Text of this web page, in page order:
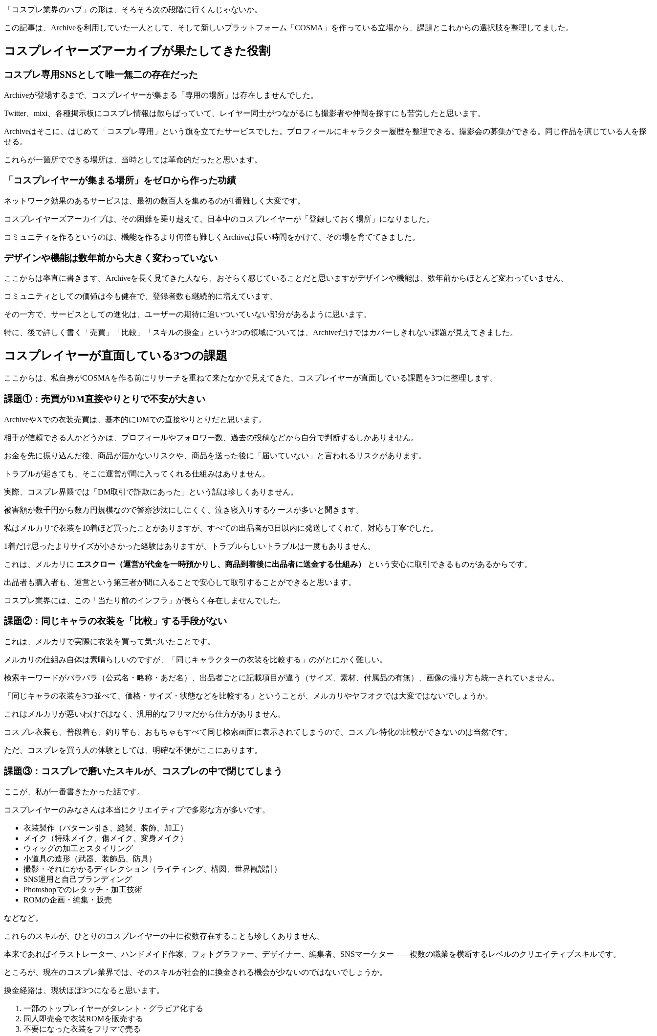
「コスプレ業界のハブ」の形は、そろそろ次の段階に行くんじゃないか。
この記事は、Archiveを利用していた一人として、そして新しいプラットフォーム「COSMA」を作っている立場から、課題とこれからの選択肢を整理してました。
コスプレイヤーズアーカイブが果たしてきた役割
コスプレ専用SNSとして唯一無二の存在だった
Archiveが登場するまで、コスプレイヤーが集まる「専用の場所」は存在しませんでした。
Twitter、mixi、各種掲示板にコスプレ情報は散らばっていて、レイヤー同士がつながるにも撮影者や仲間を探すにも苦労したと思います。
Archiveはそこに、はじめて「コスプレ専用」という旗を立てたサービスでした。プロフィールにキャラクター履歴を整理できる。撮影会の募集ができる。同じ作品を演じている人を探
せる。
これらが一箇所でできる場所は、当時としては革命的だったと思います。
「コスプレイヤーが集まる場所」をゼロから作った功績
ネットワーク効果のあるサービスは、最初の数百人を集めるのが1番難しく大変です。
コスプレイヤーズアーカイブは、その困難を乗り越えて、日本中のコスプレイヤーが「登録しておく場所」になりました。
コミュニティを作るというのは、機能を作るより何倍も難しくArchiveは長い時間をかけて、その場を育ててきました。
デザインや機能は数年前から大きく変わっていない
ここからは率直に書きます。Archiveを長く見てきた人なら、おそらく感じていることだと思いますがデザインや機能は、数年前からほとんど変わっていません。
コミュニティとしての価値は今も健在で、登録者数も継続的に増えています。
その一方で、サービスとしての進化は、ユーザーの期待に追いついていない部分があるように思います。
特に、後で詳しく書く「売買」「比較」「スキルの換金」という3つの領域については、Archiveだけではカバーしきれない課題が見えてきました。
コスプレイヤーが直面している3つの課題
ここからは、私自身がCOSMAを作る前にリサーチを重ねて来たなかで見えてきた、コスプレイヤーが直面している課題を3つに整理します。
課題①：売買がDM直接やりとりで不安が大きい
ArchiveやXでの衣装売買は、基本的にDMでの直接やりとりだと思います。
相手が信頼できる人かどうかは、プロフィールやフォロワー数、過去の投稿などから自分で判断するしかありません。
お金を先に振り込んだ後、商品が届かないリスクや、商品を送った後に「届いていない」と言われるリスクがあります。
トラブルが起きても、そこに運営が間に入ってくれる仕組みはありません。
実際、コスプレ界隈では「DM取引で詐欺にあった」という話は珍しくありません。
被害額が数千円から数万円規模なので警察沙汰にしにくく、泣き寝入りするケースが多いと聞きます。
私はメルカリで衣装を10着ほど買ったことがありますが、すべての出品者が3日以内に発送してくれて、対応も丁寧でした。
1着だけ思ったよりサイズが小さかった経験はありますが、トラブルらしいトラブルは一度もありません。
これは、メルカリに エスクロー（運営が代金を一時預かりし、商品到着後に出品者に送金する仕組み） という安心に取引できるものがあるからです。
出品者も購入者も、運営という第三者が間に入ることで安心して取引することができると思います。
コスプレ業界には、この「当たり前のインフラ」が長らく存在しませんでした。
課題②：同じキャラの衣装を「比較」する手段がない
これは、メルカリで実際に衣装を買って気づいたことです。
メルカリの仕組み自体は素晴らしいのですが、「同じキャラクターの衣装を比較する」のがとにかく難しい。
検索キーワードがバラバラ（公式名・略称・あだ名）、出品者ごとに記載項目が違う（サイズ、素材、付属品の有無）、画像の撮り方も統一されていません。
「同じキャラの衣装を3つ並べて、価格・サイズ・状態などを比較する」ということが、メルカリやヤフオクでは大変ではないでしょうか。
これはメルカリが悪いわけではなく、汎用的なフリマだから仕方がありません。
コスプレ衣装も、普段着も、釣り竿も、おもちゃもすべて同じ検索画面に表示されてしまうので、コスプレ特化の比較ができないのは当然です。
ただ、コスプレを買う人の体験としては、明確な不便がここにあります。
課題③：コスプレで磨いたスキルが、コスプレの中で閉じてしまう
ここが、私が一番書きたかった話です。
コスプレイヤーのみなさんは本当にクリエイティブで多彩な方が多いです。
衣装製作（パターン引き、縫製、装飾、加工）
メイク（特殊メイク、傷メイク、変身メイク）
ウィッグの加工とスタイリング
小道具の造形（武器、装飾品、防具）
撮影・それにかかるディレクション（ライティング、構図、世界観設計）
SNS運用と自己ブランディング
Photoshopでのレタッチ・加工技術
ROMの企画・編集・販売
などなど。
これらのスキルが、ひとりのコスプレイヤーの中に複数存在することも珍しくありません。
本来であればイラストレーター、ハンドメイド作家、フォトグラファー、デザイナー、編集者、SNSマーケター——複数の職業を横断するレベルのクリエイティブスキルです。
ところが、現在のコスプレ業界では、そのスキルが社会的に換金される機会が少ないのではないでしょうか。
換金経路は、現状ほぼ3つになると思います。
一部のトップレイヤーがタレント・グラビア化する
同人即売会で衣装ROMを販売する
不要になった衣装をフリマで売る